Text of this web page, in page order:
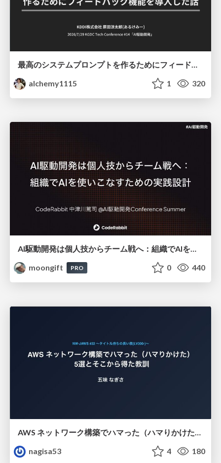
最高のシステムプロンプトを作るためにフィードバック機能を導入した話
alchemy1115
1 320
moongift
PRO 0 440
AWS ネットワーク構築でハマった（ハマりかけた） 5選とそこから得た教訓
nagisa53
4 180